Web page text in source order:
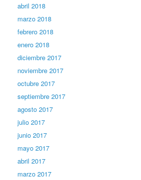
abril 2018
marzo 2018
febrero 2018
enero 2018
diciembre 2017
noviembre 2017
octubre 2017
septiembre 2017
agosto 2017
julio 2017
junio 2017
mayo 2017
abril 2017
marzo 2017